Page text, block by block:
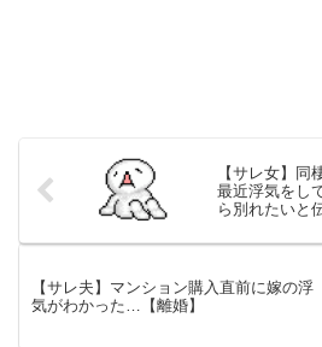
【サレ女】同
最近浮気をし
ら別れたいと
てきます。【
【サレ夫】マンション購入直前に嫁の浮
気がわかった…【離婚】